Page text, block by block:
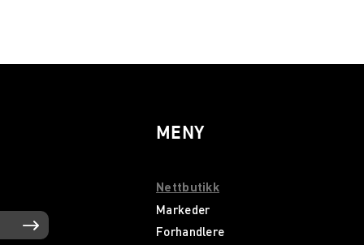
MENY
Nettbutikk
Markeder
Forhandlere